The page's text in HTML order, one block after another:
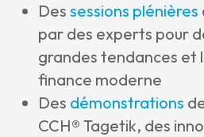
Des sessions plénières
par des experts pour
grandes tendances et
finance moderne
Des démonstrations
CCH® Tagetik, des